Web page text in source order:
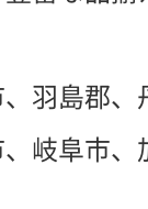
羽島郡
岐阜市